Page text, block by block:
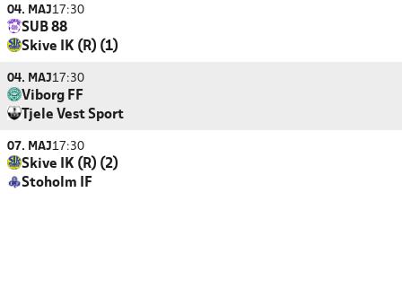
04. MAJ17:30
SUB 88
Skive IK (R) (1)
04. MAJ17:30
Viborg FF
Tjele Vest Sport
07. MAJ17:30
Skive IK (R) (2)
Stoholm IF